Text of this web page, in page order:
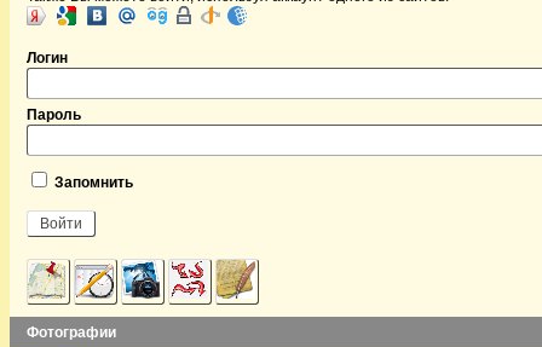
Логин
Пароль
Запомнить
Фотографии